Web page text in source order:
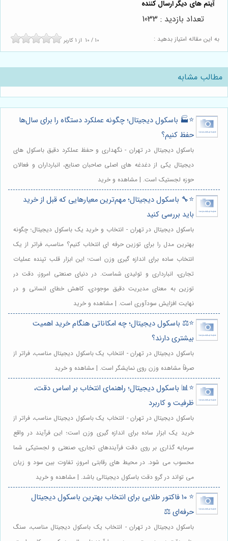
به این مقاله امتیاز بدهید : 10 / 10 از 1 کاربر
تعداد بازدید : 1033
مطالب مشابه
⭐️🏭 باسکول دیجیتال؛ چگونه عملکرد دستگاه را برای سال‌ها
حفظ کنیم؟
باسکول دیجیتال در تهران - نگهداری و حفظ عملکرد دقیق باسکول های
دیجیتال یکی از دغدغه های اصلی صاحبان صنایع، انبارداران و فعالان
حوزه لجستیک است. | مشاهده و خرید
⭐️🔧 باسکول دیجیتال؛ مهم‌ترین معیارهایی که قبل از خرید
باید بررسی کنید
باسکول دیجیتال در تهران - انتخاب و خرید یک باسکول دیجیتال؛ چگونه
بهترین مدل را برای توزین حرفه ای انتخاب کنیم؟ مناسب، فراتر از یک
انتخاب ساده برای اندازه گیری وزن است؛ این ابزار قلب تپنده عملیات
تجاری، انبارداری و تولیدی شماست. در دنیای صنعتی امروز، دقت در
توزین به معنای مدیریت دقیق موجودی، کاهش خطای انسانی و در
نهایت افزایش سودآوری است. | مشاهده و خرید
⭐️⚖️ باسکول دیجیتال؛ چه امکاناتی هنگام خرید اهمیت
بیشتری دارند؟
باسکول دیجیتال در تهران - انتخاب یک باسکول دیجیتال مناسب، فراتر از
صرفاً مشاهده وزن روی نمایشگر است. | مشاهده و خرید
⭐️📊 باسکول دیجیتال؛ راهنمای انتخاب بر اساس دقت،
ظرفیت و کاربرد
باسکول دیجیتال در تهران - انتخاب یک باسکول دیجیتال مناسب، فراتر از
خرید یک ابزار ساده برای اندازه گیری وزن است؛ این فرآیند در واقع
سرمایه گذاری بر روی دقت فرآیندهای تجاری، صنعتی و لجستیکی شما
محسوب می شود. در محیط های رقابتی امروز، تفاوت بین سود و زیان
می تواند در گرو دقت باسکول دیجیتالی باشد. | مشاهده و خرید
⭐️ ۱۰ فاکتور طلایی برای انتخاب بهترین باسکول دیجیتال
حرفه‌ای ⚖️
باسکول دیجیتال در تهران - انتخاب یک باسکول دیجیتال مناسب، سنگ